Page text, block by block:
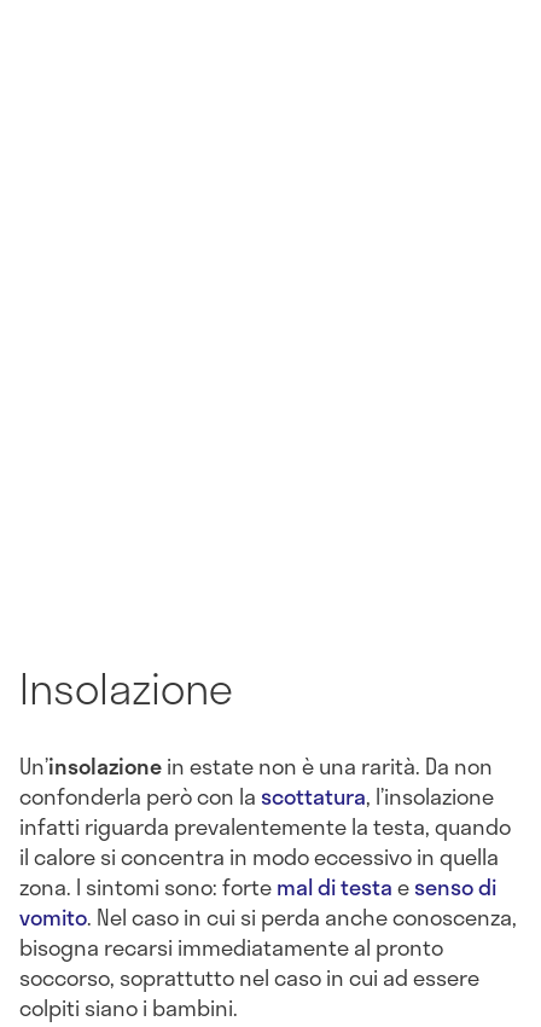
Insolazione
Un’insolazionein estate non è una rarità. Da non
confonderla però con la scottatura, l’insolazione
infatti riguarda prevalentemente la testa, quando
il calore si concentra in modo eccessivo in quella
zona. I sintomi sono: fortemal di testaesenso di
vomito. Nel caso in cui si perda anche conoscenza,
bisogna recarsi immediatamente al pronto
soccorso, soprattutto nel caso in cui ad essere
colpiti siano i bambini.